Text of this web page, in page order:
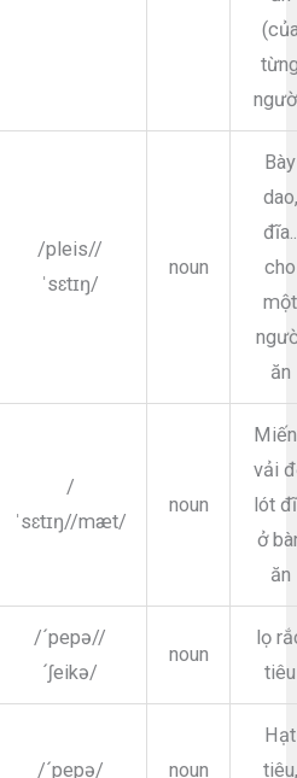
/pleis//
ˈsɛtɪŋ/
noun
Bày
dao,
đĩa..
cho
một
ăn
/
ˈsɛtɪŋ//mæt/
noun
vải
lót
ở
ăn
/´pepə//
´ʃeikə/
noun
lọ
tiêu
/´pepə/ noun
Hạt
tiêu,